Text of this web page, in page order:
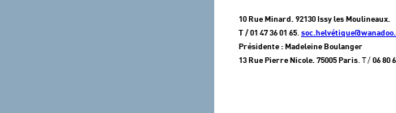
10 Rue Minard. 92130 Issy les Moulineaux.
T / 01 47 36 01 65
Présidente : Madeleine Boulanger
13 Rue Pierre Nicole. 75005 Paris . T / 06 80